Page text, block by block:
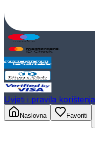
Uvjeti i pravila korištenja
Naslovna
Favoriti